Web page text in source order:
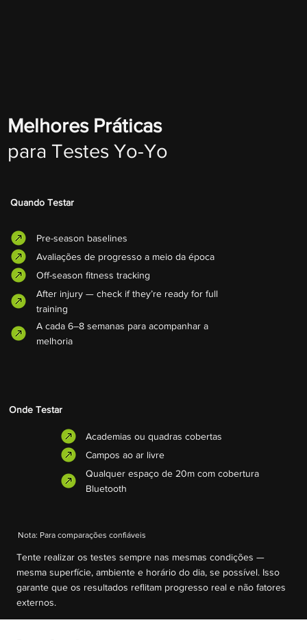
Melhores Práticas
para Testes Yo-Yo
Quando Testar
Pre-season baselines
Avaliações de progresso a meio da época
Off-season fitness tracking
After injury — check if they’re ready for full
training
A cada 6–8 semanas para acompanhar a
melhoria
Onde Testar
Academias ou quadras cobertas
Campos ao ar livre
Qualquer espaço de 20m com cobertura
Bluetooth
Tente realizar os testes sempre nas mesmas condições —
mesma superfície, ambiente e horário do dia, se possível. Isso
garante que os resultados reflitam progresso real e não fatores
externos.
Nota: Para comparações confiáveis